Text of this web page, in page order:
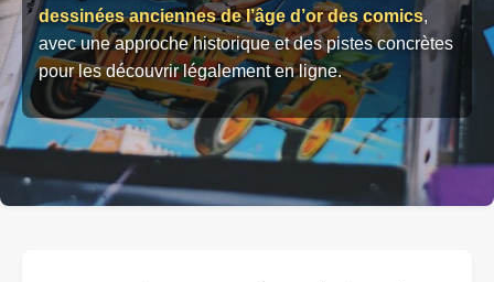
dessinées anciennes de l’âge d’or des comics,
avec une approche historique et des pistes concrètes
pour les découvrir légalement en ligne.